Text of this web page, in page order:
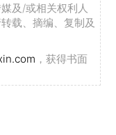
及/或相关权利人
载、摘编、复制及
，获得书面